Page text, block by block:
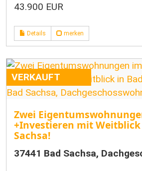
43.900 EUR
Details merken
VERKAUFT
Zwei
+Investieren mit Weitblick
Sachsa!
37441 Bad Sachsa,